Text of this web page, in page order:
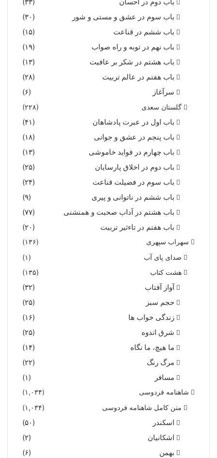
باب سوم در عشق و مستی و شور
(۳۰)
باب ششم در قناعت
(۱۵)
باب نهم در توبه و راه صواب
(۱۹)
باب هشتم در شکر بر عافیت
(۱۳)
باب هفتم در عالم تربیت
(۲۸)
سرآغاز
(۶)
گلستان سعدی (۲۲۸)
باب اول در عبرت پادشاهان
(۴۱)
باب پنجم در عشق و جوانى
(۱۸)
باب چهارم در فواید خاموشى
(۱۳)
باب دوم در اخلاق پارسایان
(۲۵)
باب سوم در فضیلت قناعت
(۲۴)
باب ششم در ناتوانى و پیرى
(۹)
باب هشتم در آداب صحبت و همنشنى
(۷۷)
باب هفتم در تاءثیر تربیت
(۲۰)
سهراب سپهری (۱۳۶)
صدای پای آب
(۱)
هشت کتاب
(۱۳۵)
آواز آفتاب
(۳۲)
حجم سبز
(۲۵)
زندگی خواب ها
(۱۶)
شرق اندوه
(۲۵)
ما هیچ، ما نگاه
(۱۴)
مرگ رنگ
(۲۲)
مسافر
(۱)
شاهنامه فردوسی (۱,۰۳۴)
متن کامل شاهنامه فردوسی (۱,۰۳۴)
اسکندر
(۵۰)
اشکانیان
(۲)
بهمن
(۶)